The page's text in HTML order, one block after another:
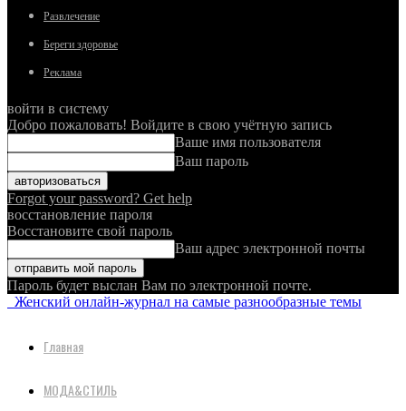
Развлечение
Береги здоровье
Реклама
войти в систему
Добро пожаловать! Войдите в свою учётную запись
Ваше имя пользователя
Ваш пароль
Forgot your password? Get help
восстановление пароля
Восстановите свой пароль
Ваш адрес электронной почты
Пароль будет выслан Вам по электронной почте.
Женский онлайн-журнал на самые разнообразные темы
Главная
МОДА&СТИЛЬ